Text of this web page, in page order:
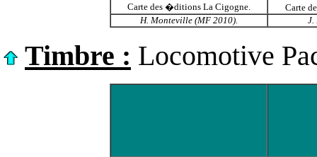
Carte des �ditions La Cigogne.
Carte
H. Monteville (MF 2010).
J.
Timbre : Locomotive